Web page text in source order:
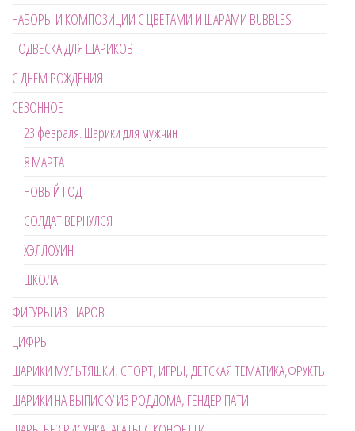
НАБОРЫ И КОМПОЗИЦИИ С ЦВЕТАМИ И ШАРАМИ BUBBLES
ПОДВЕСКА ДЛЯ ШАРИКОВ
С ДНЁМ РОЖДЕНИЯ
СЕЗОННОЕ
23 февраля. Шарики для мужчин
8 МАРТА
НОВЫЙ ГОД
СОЛДАТ ВЕРНУЛСЯ
ХЭЛЛОУИН
ШКОЛА
ФИГУРЫ ИЗ ШАРОВ
ЦИФРЫ
ШАРИКИ МУЛЬТЯШКИ, СПОРТ, ИГРЫ, ДЕТСКАЯ ТЕМАТИКА,ФРУКТЫ
ШАРИКИ НА ВЫПИСКУ ИЗ РОДДОМА, ГЕНДЕР ПАТИ